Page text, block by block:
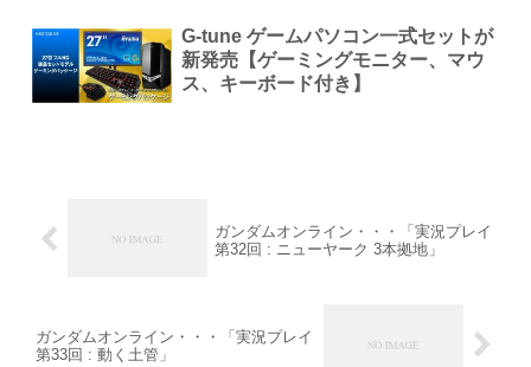
G-tune ゲームパソコン一式セットが
新発売【ゲーミングモニター、マウ
ス、キーボード付き】
ガンダムオンライン・・・「実況プレイ
第32回 : ニューヤーク 3本拠地」
ガンダムオンライン・・・「実況プレイ
第33回 : 動く土管」